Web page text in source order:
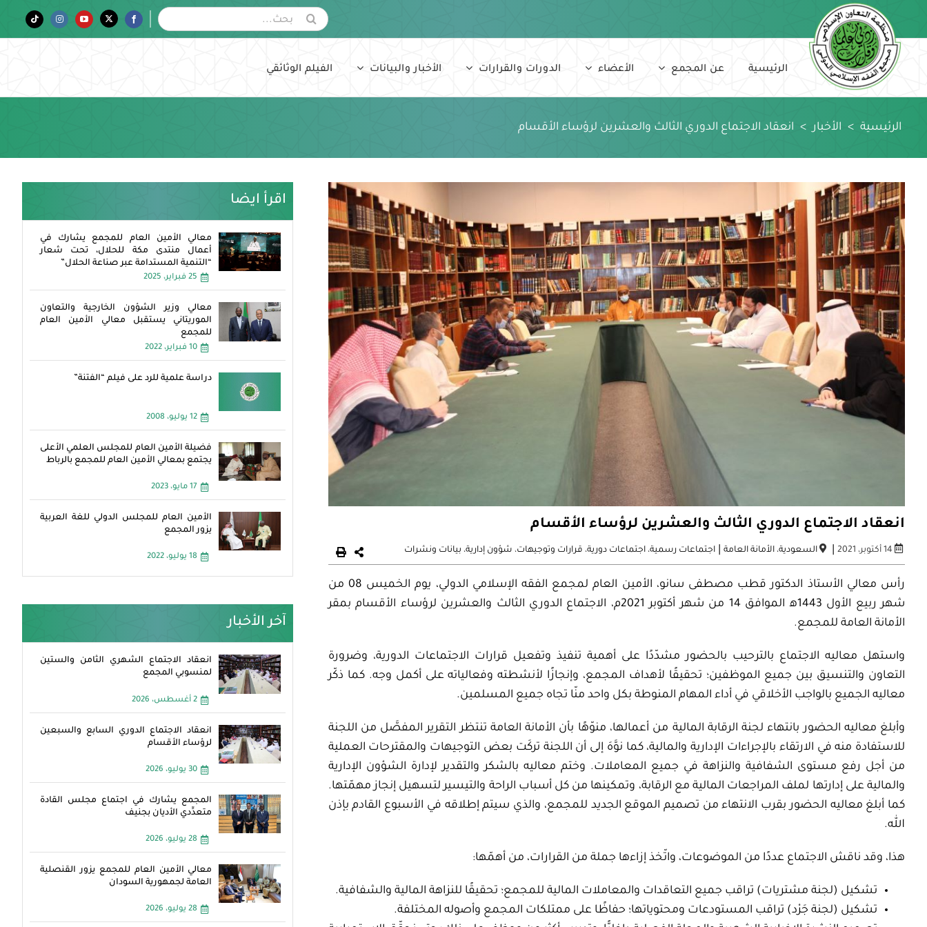
content
البحث
عن:
Facebook
Twitter
YouTube
Instagram
Tiktok
الرئيسية عن المجمع الأعضاء الدورات والقرارات الأخبار والبيانات الفيلم الوثائقي
الرئيسية > الأخبار > انعقاد الاجتماع الدوري الثالث والعشرين لرؤساء الأقسام
انعقاد الاجتماع الدوري الثالث والعشرين لرؤساء الأقسام
14 أكتوبر، 2021 | السعودية، الأمانة العامة| اجتماعات رسمية، اجتماعات دورية، قرارات وتوجيهات، شؤون إدارية، بيانات ونشرات
رأس معالي الأستاذ الدكتور قطب مصطفى سانو، الأمين العام لمجمع الفقه الإسلامي الدولي، يوم الخميس 08 من
شهر ربيع الأول 1443ه‍ الموافق 14 من شهر أكتوبر 2021م، الاجتماع الدوري الثالث والعشرين لرؤساء الأقسام بمقر
الأمانة العامة للمجمع.
واستهل معاليه الاجتماع بالترحيب بالحضور مشدّدًا على أهمية تنفيذ وتفعيل قرارات الاجتماعات الدورية، وضرورة
التعاون والتنسيق بين جميع الموظفين؛ تحقيقًا لأهداف المجمع، وإنجازًا لأنشطته وفعالياته على أكمل وجه. كما ذكّر
معاليه الجميع بالواجب الأخلاقي في أداء المهام المنوطة بكل واحد منّا تجاه جميع المسلمين.
وأبلغ معاليه الحضور بانتهاء لجنة الرقابة المالية من أعمالها، منوّهًا بأن الأمانة العامة تنتظر التقرير المفصَّل من اللجنة
للاستفادة منه في الارتقاء بالإجراءات الإدارية والمالية، كما نوَّهَ إلى أن اللجنة تركَت بعض التوجيهات والمقترحات العملية
من أجل رفع مستوى الشفافية والنزاهة في جميع المعاملات. وختم معاليه بالشكر والتقدير لإدارة الشؤون الإدارية
والمالية على إدارتها لملف المراجعات المالية مع الرقابة، وتمكينها من كل أسباب الراحة والتيسير لتسهيل إنجاز مهمّتها.
كما أبلغ معاليه الحضور بقرب الانتهاء من تصميم الموقع الجديد للمجمع، والذي سيتم إطلاقه في الأسبوع القادم بإذن
الله.
هذا، وقد ناقش الاجتماع عددًا من الموضوعات، واتّخذ إزاءها جملة من القرارات، من أهمّها:
تشكيل (لجنة مشتريات) تراقب جميع التعاقدات والمعاملات المالية للمجمع؛ تحقيقًا للنزاهة المالية والشفافية.
تشكيل (لجنة جَرْد) تراقب المستودعات ومحتوياتها؛ حفاظًا على ممتلكات المجمع وأصوله المختلفة.
اقرأ ايضا
معالي الأمين العام للمجمع يشارك في
أعمال منتدى مكة للحلال، تحت شعار
“التنمية المستدامة عبر صناعة الحلال”
25 فبراير، 2025
معالي وزير الشؤون الخارجية والتعاون
الموريتاني يستقبل معالي الأمين العام
للمجمع
10 فبراير، 2022
دراسة علمية للرد على فيلم “الفتنة”
12 يوليو، 2008
فضيلة الأمين العام للمجلس العلمي الأعلى
يجتمع بمعالي الأمين العام للمجمع بالرباط
17 مايو، 2023
الأمين العام للمجلس الدولي للغة العربية
يزور المجمع
18 يوليو، 2022
آخر الأخبار
انعقاد الاجتماع الشهري الثامن والستين
لمنسوبي المجمع
2 أغسطس، 2026
انعقاد الاجتماع الدوري السابع والسبعين
لرؤساء الأقسام
30 يوليو، 2026
المجمع يشارك في اجتماع مجلس القادة
متعدِّدي الأديان بجنيف
28 يوليو، 2026
معالي الأمين العام للمجمع يزور القنصلية
العامة لجمهورية السودان
28 يوليو، 2026